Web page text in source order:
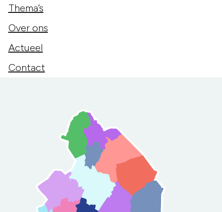
Thema’s
Over ons
Actueel
Contact